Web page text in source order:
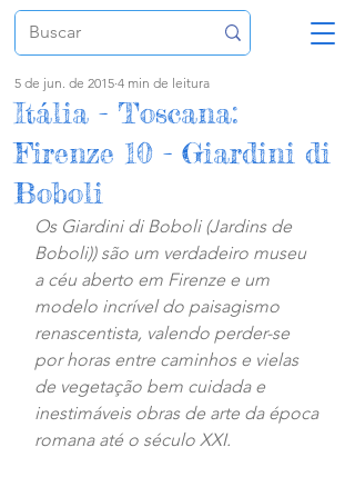
Itália - Toscana:
Firenze 10 - Giardini di
Boboli
5 de jun. de 2015 4 min de leitura
Os Giardini di Boboli (Jardins de
Boboli)) são um verdadeiro museu
a céu aberto em Firenze e um
modelo incrível do paisagismo
renascentista, valendo perder-se
por horas entre caminhos e vielas
de vegetação bem cuidada e
inestimáveis obras de arte da época
romana até o século XXI.